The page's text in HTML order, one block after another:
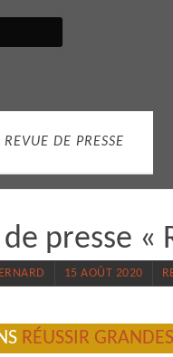
REVUE DE PRESSE
presse «
15 AOÛT 2020
RÉUSSIR